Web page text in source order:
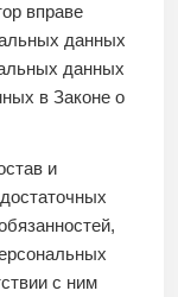
вправе
данных
данных
в Законе о
и
с ним